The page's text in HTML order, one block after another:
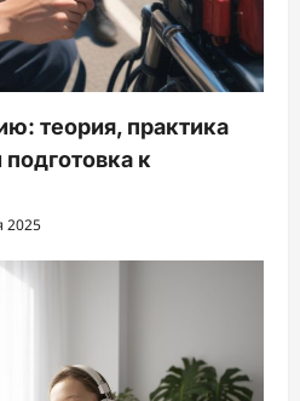
теория, практика
к
2025